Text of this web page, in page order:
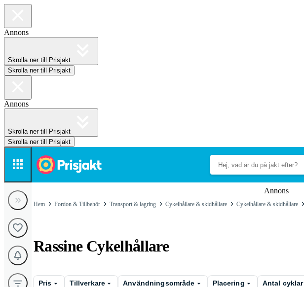
Annons
Skrolla ner till Prisjakt
Skrolla ner till Prisjakt
Annons
Skrolla ner till Prisjakt
Skrolla ner till Prisjakt
Annons
Hem Fordon & Tillbehör Transport & lagring Cykelhållare & skidhållare Cykelhållare & skidhållare
Rassine Cykelhållare
Pris Tillverkare Användningsområde Placering Antal cyklar